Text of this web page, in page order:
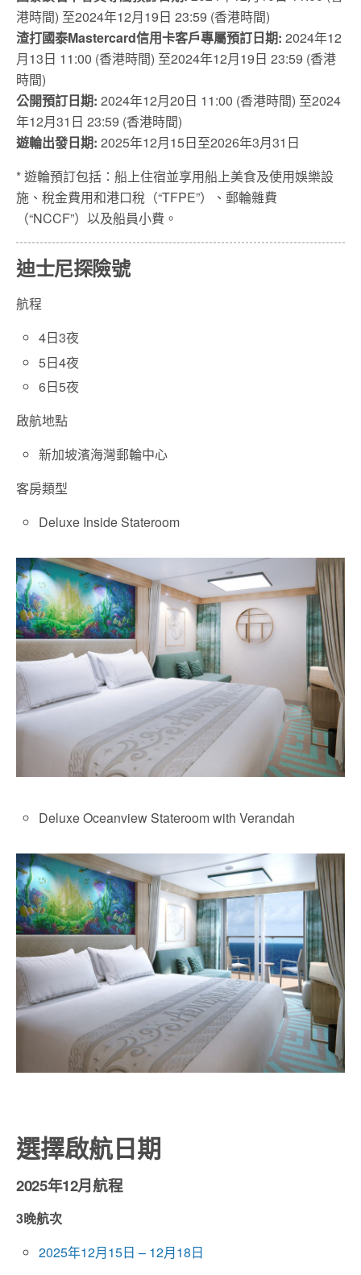
港時間) 至2024年12月19日 23:59 (香港時間)
渣打國泰Mastercard信用卡客戶專屬預訂日期: 2024年12
月13日 11:00 (香港時間) 至2024年12月19日 23:59 (香港
時間)
公開預訂日期: 2024年12月20日 11:00 (香港時間) 至2024
年12月31日 23:59 (香港時間)
遊輪出發日期: 2025年12月15日至2026年3月31日
* 遊輪預訂包括：船上住宿並享用船上美食及使用娛樂設
施、稅金費用和港口稅（“TFPE”）、郵輪雜費
（“NCCF”）以及船員小費。
迪士尼探險號
航程
4日3夜
5日4夜
6日5夜
啟航地點
新加坡濱海灣郵輪中心
客房類型
Deluxe Inside Stateroom
Deluxe Oceanview Stateroom with Verandah
選擇啟航日期
2025年12月航程
3晚航次
2025年12月15日 – 12月18日